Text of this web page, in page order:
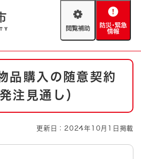
閲
助
防
緊
情
報 救急・消防
プ AED設置箇所
品購入の随意契約
注見通し）
更新日：2024年10月1日掲載